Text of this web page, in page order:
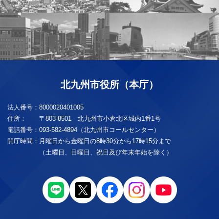
北九州市役所（本庁）
法人番号： 8000020401005
住所：
〒803-8501 北九州市小倉北区城内1番1号
電話番号： 093-582-4894（北九州市コールセンター）
開庁時間： 月曜日から金曜日の8時30分から17時15分まで
（土曜日、日曜日、祝日及び年末年始を除く）